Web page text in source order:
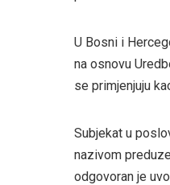
U Bosni i
na osnovu
se primjenjuju
Subjekat u
nazivom
odgovoran je